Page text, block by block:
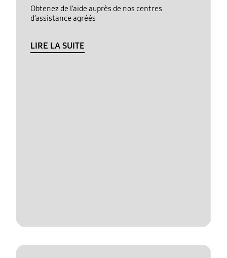
Obtenez de l’aide auprès de nos centres
d’assistance agréés
LIRE LA SUITE